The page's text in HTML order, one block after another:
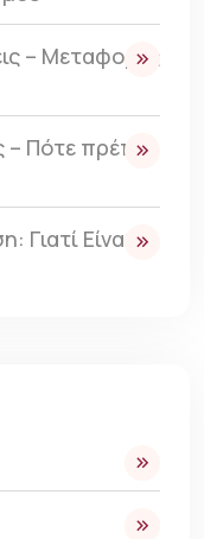
– Μεταφορές
Πότε πρέπει
Είναι